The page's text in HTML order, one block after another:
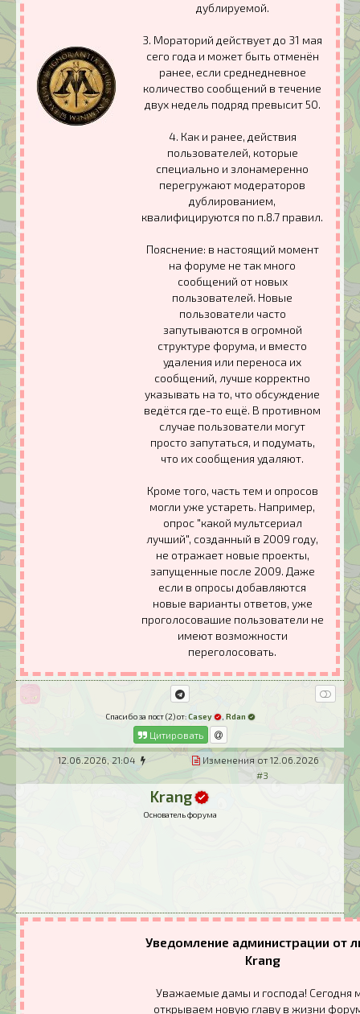
дублируемой.
3. Мораторий действует до 31 мая
сего года и может быть отменён
ранее, если среднедневное
количество сообщений в течение
двух недель подряд превысит 50.
4. Как и ранее, действия
пользователей, которые
специально и злонамеренно
перегружают модераторов
дублированием,
квалифицируются по п.8.7 правил.
Пояснение: в настоящий момент
на форуме не так много
сообщений от новых
пользователей. Новые
пользователи часто
запутываются в огромной
структуре форума, и вместо
удаления или переноса их
сообщений, лучше корректно
указывать на то, что обсуждение
ведётся где-то ещё. В противном
случае пользователи могут
просто запутаться, и подумать,
что их сообщения удаляют.
Кроме того, часть тем и опросов
могли уже устареть. Например,
опрос "какой мультсериал
лучший", созданный в 2009 году,
не отражает новые проекты,
запущенные после 2009. Даже
если в опросы добавляются
новые варианты ответов, уже
проголосовашие пользователи не
имеют возможности
переголосовать.
Спасибо за пост (2) от: Casey , Rdan
Цитировать
12.06.2026, 21:04
Изменения от 12.06.2026
#3
Krang
Основатель форума
Уведомление администрации от
Krang
Уважаемые дамы и господа! Сегодня
открываем новую главу в жизни